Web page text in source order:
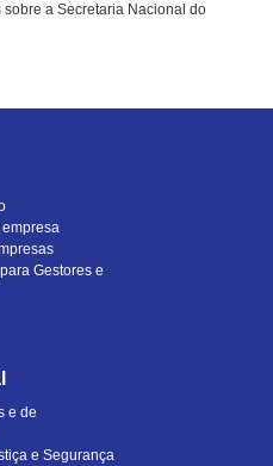
a Secretaria Nacional do
Gestores e
e de
e Segurança